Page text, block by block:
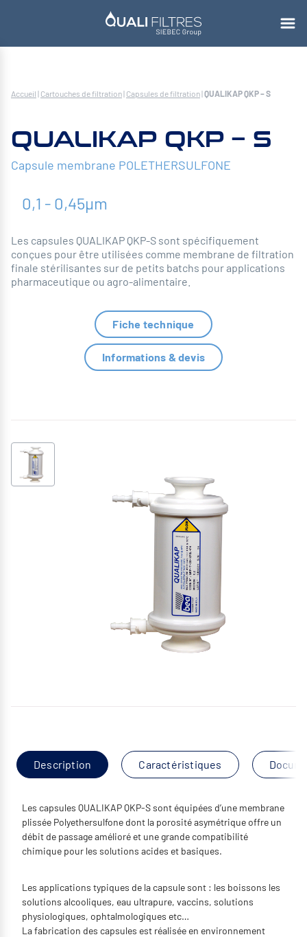
Accueil | Cartouches de filtration| Capsules de filtration|QUALIKAP QKP – S
QUALIKAP QKP – S
Capsule membrane POLETHERSULFONE
0,1 - 0,45µm
Les capsules QUALIKAP QKP-S sont spécifiquement
conçues pour être utilisées comme membrane de filtration
finale stérilisantes sur de petits batchs pour applications
pharmaceutique ou agro-alimentaire.
Fiche technique
Informations & devis
Description Caractéristiques
Les capsules QUALIKAP QKP-S sont équipées d’une membrane
plissée Polyethersulfone dont la porosité asymétrique offre un
débit de passage amélioré et une grande compatibilité
chimique pour les solutions acides et basiques.
Les applications typiques de la capsule sont : les boissons les
solutions alcooliques, eau ultrapure, vaccins, solutions
physiologiques, ophtalmologiques etc…
La fabrication des capsules est réalisée en environnement